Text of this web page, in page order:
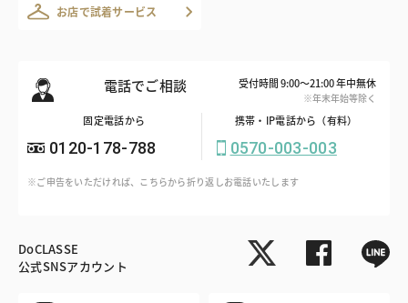
お店で試着サービス
電話でご相談 受付時間 9:00～21:00 年中無休
※年末年始等除く
固定電話から
0120-178-788
携帯・IP電話から（有料）
0570-003-003
※ご申告をいただければ、こちらから折り返しお電話いたします
DoCLASSE
公式SNSアカウント